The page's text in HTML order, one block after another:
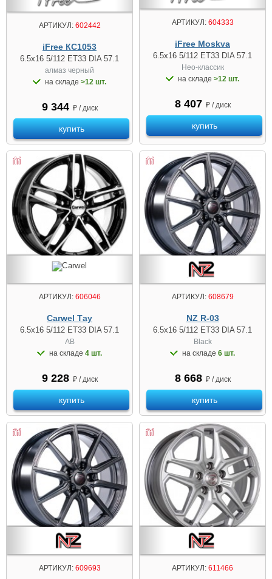
АРТИКУЛ:602442
iFree КС1053
6.5x16 5/112 ET33 DIA 57.1
алмаз черный
на складе >12 шт.
9 344 ₽ / диск
купить
АРТИКУЛ:604333
iFree Moskva
6.5x16 5/112 ET33 DIA 57.1
Нео-классик
на складе >12 шт.
8 407 ₽ / диск
купить
АРТИКУЛ:606046
Carwel Тау
6.5x16 5/112 ET33 DIA 57.1
AB
на складе 4 шт.
9 228 ₽ / диск
купить
АРТИКУЛ:608679
NZ R-03
6.5x16 5/112 ET33 DIA 57.1
Black
на складе 6 шт.
8 668 ₽ / диск
купить
АРТИКУЛ:609693 АРТИКУЛ: 611466